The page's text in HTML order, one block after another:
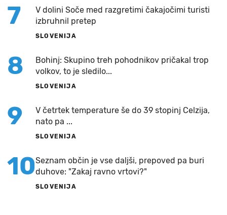
7
V dolini Soče med razgretimi čakajočimi turisti
izbruhnil pretep
SLOVENIJA
8
Bohinj: Skupino treh pohodnikov pričakal trop
volkov, to je sledilo...
SLOVENIJA
9
V četrtek temperature še do 39 stopinj Celzija,
nato pa ...
SLOVENIJA
10Seznam občin je vse daljši, prepoved pa buri
duhove: "Zakaj ravno vrtovi?"
SLOVENIJA